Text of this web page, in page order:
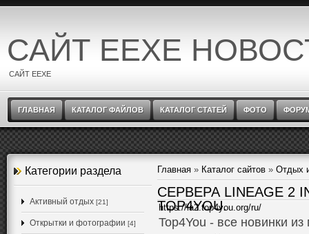
САЙТ EEXE
САЙТ EEXE
ГЛАВНАЯ КАТАЛОГ ФАЙЛОВ КАТАЛОГ СТАТЕЙ ФОТО
Категории раздела
Активный отдых [21]
Открытки и фотографии [4]
Главная » Каталог сайтов » Отдых
СЕРВЕРА LINEAGE 2
TOP4YOU.
https://la2.top4you.org/ru/
Top4You - все новинки